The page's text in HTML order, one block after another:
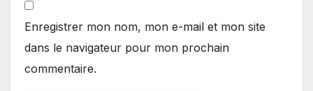
Enregistrer mon nom, mon e-mail et mon site
dans le navigateur pour mon prochain
commentaire.